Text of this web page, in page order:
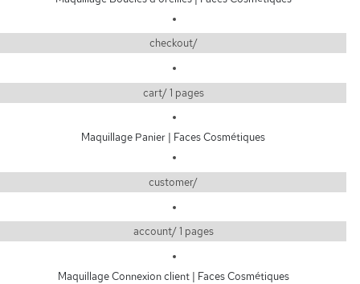
checkout/
cart/ 1 pages
Maquillage Panier | Faces Cosmétiques
customer/
account/ 1 pages
Maquillage Connexion client | Faces Cosmétiques